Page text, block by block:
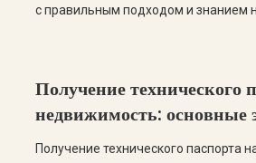
с правильным подходом и знанием
ответим на самые частые вопросы.
Получение технического
недвижимость: основные
Получение технического паспорта